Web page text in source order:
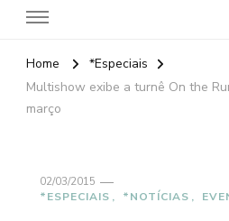
Home
*Especiais
Multishow exibe a turnê On the
março
02/03/2015
*ESPECIAIS
*NOTÍCIAS